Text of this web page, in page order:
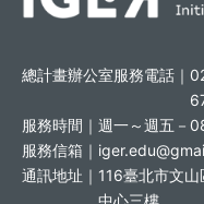
總計畫辦公室服務電話｜
服務時間｜ 週一～週五－
服務信箱｜
通訊地址｜ 116臺北市文
中心三樓